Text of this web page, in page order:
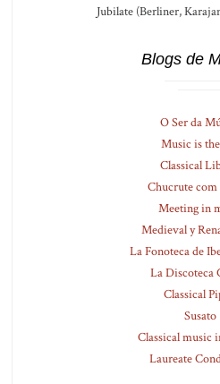
Jubilate (Berliner,
Blogs de
O Ser da
Music is
Classical
Chucrute
Meeting in
Medieval y
La Fonoteca de
La Discoteca
Classical
Susato
Classical music
Laureate